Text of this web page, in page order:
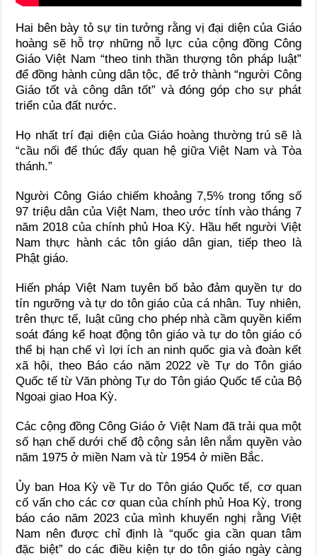
Hai bên bày tỏ sự tin tưởng rằng vị đại diện của Giáo
hoàng sẽ hỗ trợ những nỗ lực của cộng đồng Công
Giáo Việt Nam “theo tinh thần thượng tôn pháp luật”
để đồng hành cùng dân tộc, để trở thành “người Công
Giáo tốt và công dân tốt” và đóng góp cho sự phát
triển của đất nước.
Họ nhất trí đại diện của Giáo hoàng thường trú sẽ là
“cầu nối để thúc đẩy quan hệ giữa Việt Nam và Tòa
thánh.”
Người Công Giáo chiếm khoảng 7,5% trong tổng số
97 triệu dân của Việt Nam, theo ước tính vào tháng 7
năm 2018 của chính phủ Hoa Kỳ. Hầu hết người Việt
Nam thực hành các tôn giáo dân gian, tiếp theo là
Phật giáo.
Hiến pháp Việt Nam tuyên bố bảo đảm quyền tự do
tín ngưỡng và tự do tôn giáo của cá nhân. Tuy nhiên,
trên thực tế, luật cũng cho phép nhà cầm quyền kiểm
soát đáng kể hoạt động tôn giáo và tự do tôn giáo có
thể bị hạn chế vì lợi ích an ninh quốc gia và đoàn kết
xã hội, theo Báo cáo năm 2022 về Tự do Tôn giáo
Quốc tế từ Văn phòng Tự do Tôn giáo Quốc tế của Bộ
Ngoại giao Hoa Kỳ.
Các cộng đồng Công Giáo ở Việt Nam đã trải qua một
số hạn chế dưới chế độ cộng sản lên nắm quyền vào
năm 1975 ở miền Nam và từ 1954 ở miền Bắc.
Ủy ban Hoa Kỳ về Tự do Tôn giáo Quốc tế, cơ quan
cố vấn cho các cơ quan của chính phủ Hoa Kỳ, trong
báo cáo năm 2023 của mình khuyến nghị rằng Việt
Nam nên được chỉ định là “quốc gia cần quan tâm
đặc biệt” do các điều kiện tự do tôn giáo ngày càng